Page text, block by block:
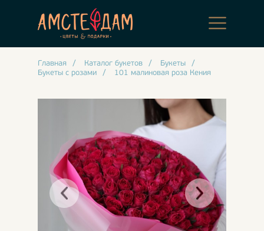
Главная / Каталог букетов / Букеты
/
Букеты с розами
/ 101 малиновая роза Кения